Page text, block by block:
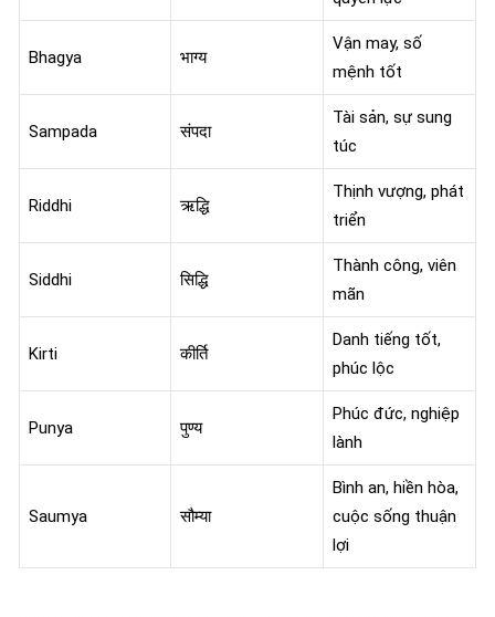
Bhagya भाग्य
Vận may, số
mệnh tốt
Sampada संपदा
Tài sản, sự sung
túc
Riddhi ऋद्धि
Thịnh vượng, phát
triển
Siddhi सिद्धि
Thành công, viên
mãn
Kirti कीर्ति
Danh tiếng tốt,
phúc lộc
Punya पुण्य
Phúc đức, nghiệp
lành
Saumya सौम्या
Bình an, hiền hòa,
cuộc sống thuận
lợi